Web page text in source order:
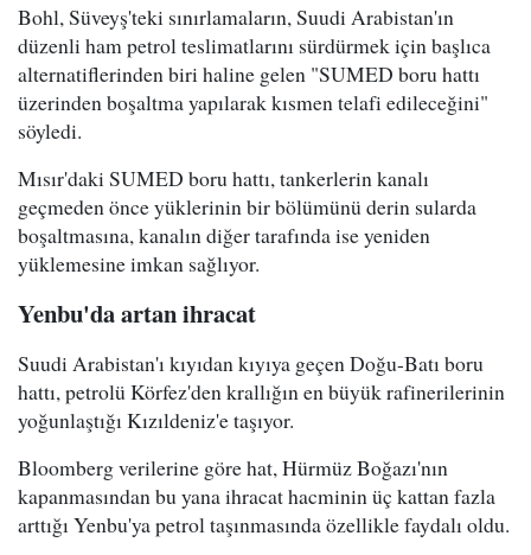
Bohl, Süveyş'teki sınırlamaların, Suudi Arabistan'ın
düzenli ham petrol teslimatlarını sürdürmek için başlıca
alternatiflerinden biri haline gelen "SUMED boru hattı
üzerinden boşaltma yapılarak kısmen telafi edileceğini"
söyledi.
Mısır'daki SUMED boru hattı, tankerlerin kanalı
geçmeden önce yüklerinin bir bölümünü derin sularda
boşaltmasına, kanalın diğer tarafında ise yeniden
yüklemesine imkan sağlıyor.
Yenbu'da artan ihracat
Suudi Arabistan'ı kıyıdan kıyıya geçen Doğu-Batı boru
hattı, petrolü Körfez'den krallığın en büyük rafinerilerinin
yoğunlaştığı Kızıldeniz'e taşıyor.
Bloomberg verilerine göre hat, Hürmüz Boğazı'nın
kapanmasından bu yana ihracat hacminin üç kattan fazla
arttığı Yenbu'ya petrol taşınmasında özellikle faydalı oldu.